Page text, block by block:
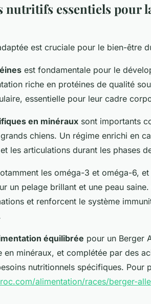
nutritifs essentiels pour
est cruciale pour le bien-être
est fondamentale pour le
riche en protéines de qualité
essentielle pour leur cadre
en minéraux sont importants
chiens. Un régime enrichi en
les articulations durant les phases
les oméga-3 et oméga-6, et
un pelage brillant et une peau
et renforcent le système
équilibrée pour un Berger
en minéraux, et complétée par des
nutritionnels spécifiques. Pour
alimentation/races/berger-